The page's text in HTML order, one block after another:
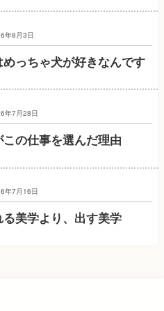
めっちゃ犬が好きなんです
年8月3日
この仕事を選んだ理由
年7月28日
る美学より、出す美学
年7月16日